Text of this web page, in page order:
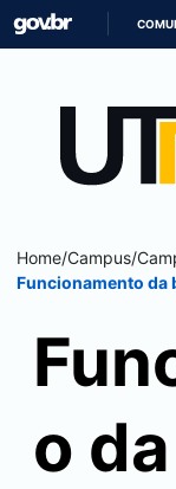
Home/Campus/
Funcionamento da
o da